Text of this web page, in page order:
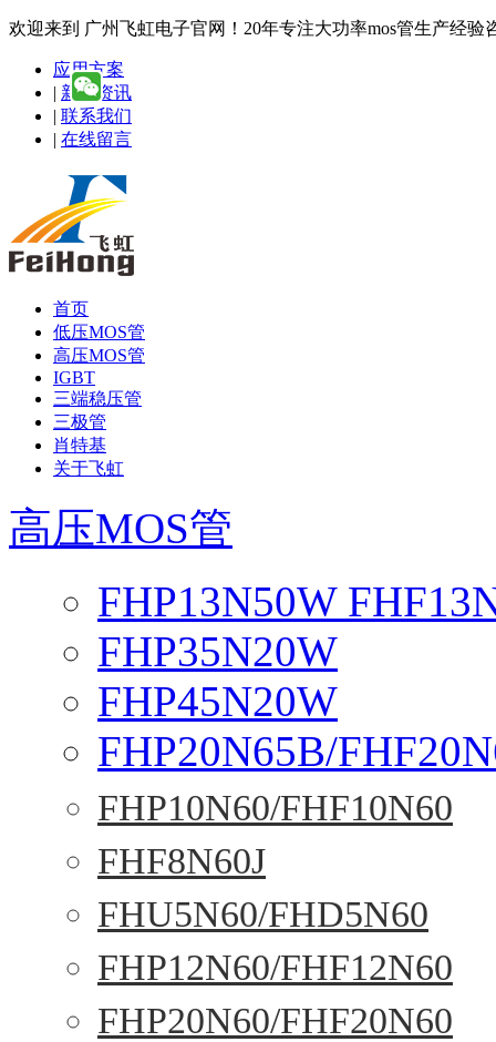
欢迎来到 广州飞虹电子官网！20年专注大功率mos管生产经验
应用方案
| 新闻资讯
| 联系我们
| 在线留言
首页
低压MOS管
高压MOS管
IGBT
三端稳压管
三极管
肖特基
关于飞虹
高压MOS管
FHP13N50W
FHP35N20W
FHP45N20W
FHP20N65B/
FHP10N60/FHF10N60
FHF8N60J
FHU5N60/FHD5N60
FHP12N60/FHF12N60
FHP20N60/FHF20N60